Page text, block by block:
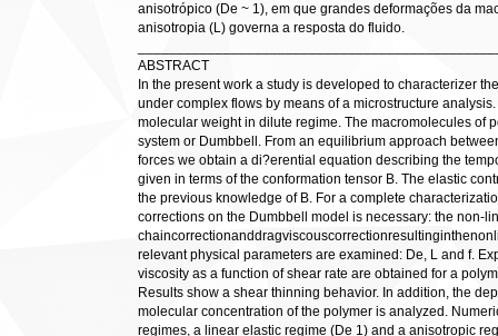
anisotrópico (De ~ 1), em que grandes deformações da
anisotropia (L) governa a resposta do fluido.
ABSTRACT
In the present work a study is developed to characterizer
under complex flows by means of a microstructure
molecular weight in dilute regime. The macromolecules of
system or Dumbbell. From an equilibrium approach
forces we obtain a di?erential equation describing the
given in terms of the conformation tensor B. The elastic
the previous knowledge of B. For a complete
corrections on the Dumbbell model is necessary: the non-
relevant physical parameters are examined: De, L and f.
viscosity as a function of shear rate are obtained for a
Results show a shear thinning behavior. In addition, the
molecular concentration of the polymer is analyzed.
regimes, a linear elastic regime (De 1) and a anisotropic